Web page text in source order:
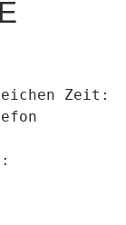
Zeit: